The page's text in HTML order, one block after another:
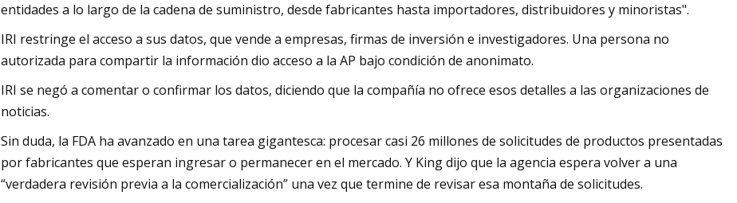
entidades a lo largo de la cadena de suministro, desde fabricantes hasta importadores, distribuidores y minoristas".
IRI restringe el acceso a sus datos, que vende a empresas, firmas de inversión e investigadores. Una persona no
autorizada para compartir la información dio acceso a la AP bajo condición de anonimato.
IRI se negó a comentar o confirmar los datos, diciendo que la compañía no ofrece esos detalles a las organizaciones de
noticias.
Sin duda, la FDA ha avanzado en una tarea gigantesca: procesar casi 26 millones de solicitudes de productos presentadas
por fabricantes que esperan ingresar o permanecer en el mercado. Y King dijo que la agencia espera volver a una
“verdadera revisión previa a la comercialización” una vez que termine de revisar esa montaña de solicitudes.